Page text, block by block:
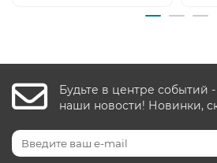
Будьте в центре событий
наши новости! Новинки,